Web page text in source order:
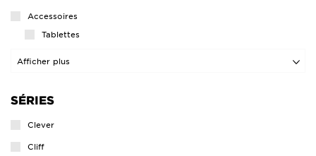
Accessoires
Tablettes
Lavabos
Lave-mains
Ensembles lave-mains
Lave-mains
Afficher plus
SÉRIES
Clever
Cliff